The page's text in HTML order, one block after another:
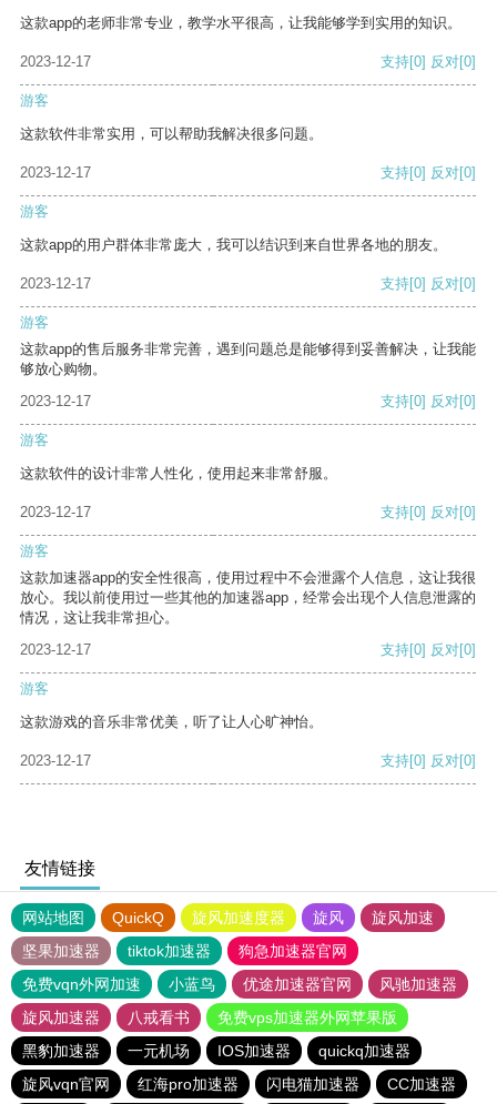
这款app的老师非常专业，教学水平很高，让我能够学到实用的知识。
2023-12-17 支持[0] 反对[0]
游客
这款软件非常实用，可以帮助我解决很多问题。
2023-12-17 支持[0] 反对[0]
游客
这款app的用户群体非常庞大，我可以结识到来自世界各地的朋友。
2023-12-17 支持[0] 反对[0]
游客
这款app的售后服务非常完善，遇到问题总是能够得到妥善解决，让我能
够放心购物。
2023-12-17
支持[0] 反对[0]
游客
这款软件的设计非常人性化，使用起来非常舒服。
2023-12-17 支持[0] 反对[0]
游客
这款加速器app的安全性很高，使用过程中不会泄露个人信息，这让我很
放心。我以前使用过一些其他的加速器app，经常会出现个人信息泄露的
情况，这让我非常担心。
2023-12-17
支持[0] 反对[0]
游客
这款游戏的音乐非常优美，听了让人心旷神怡。
2023-12-17 支持[0] 反对[0]
友情链接
网站地图 QuickQ 旋风加速度器 旋风
旋风加速
坚果加速器
tiktok加速器
狗急加速器官网
免费vqn外网加速
小蓝鸟 优途加速器官网
风驰加速器
旋风加速器
八戒看书
免费vps加速器外网苹果版
黑豹加速器
一元机场 IOS加速器
quickq加速器
旋风vqn官网
红海pro加速器 闪电猫加速器 CC加速器